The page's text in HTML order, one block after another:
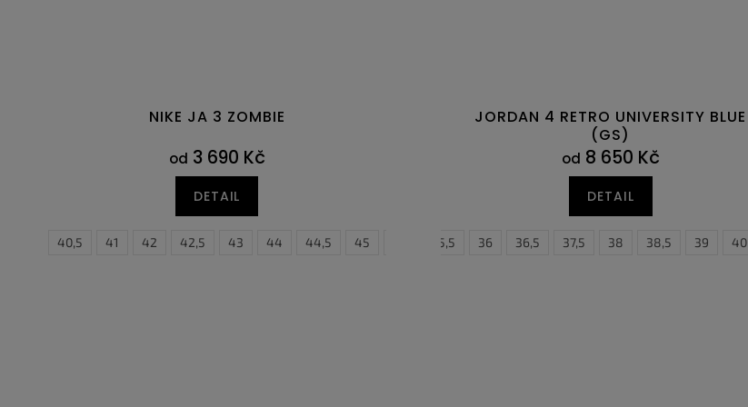
NIKE JA 3 ZOMBIE
od 3 690 Kč
DETAIL
40,5 41 42 42,5 43 44 44,5 45 46 47 47,5
JORDAN 4 RETRO UNIVERSITY BLUE
(GS)
od 8 650 Kč
DETAIL
35,5 36 36,5 37,5 38 38,5 39 40
38,5 39